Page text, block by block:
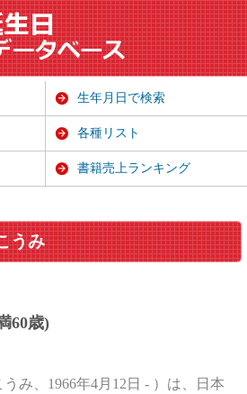
うみ
60歳)
み、1966年4月12日 - ）は、日本
生年月日で検索
各種リスト
書籍売上ランキング